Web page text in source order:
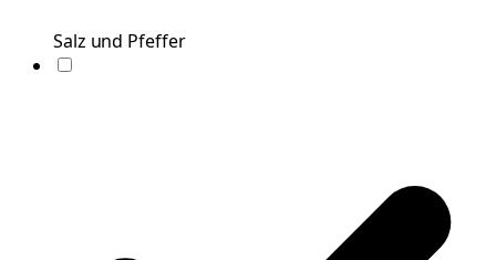
Salz und Pfeffer